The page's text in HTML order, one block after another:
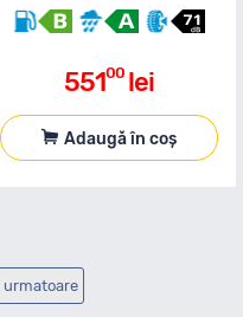
55100 lei
Adaugă în coș
urmatoare